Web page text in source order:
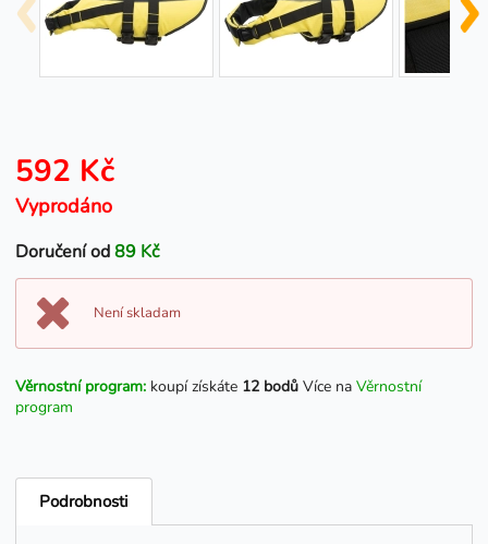
592 Kč
Vyprodáno
Doručení od89 Kč
Není skladam
Věrnostní program: koupí získáte 12 bodů Více na Věrnostní
program
Podrobnosti